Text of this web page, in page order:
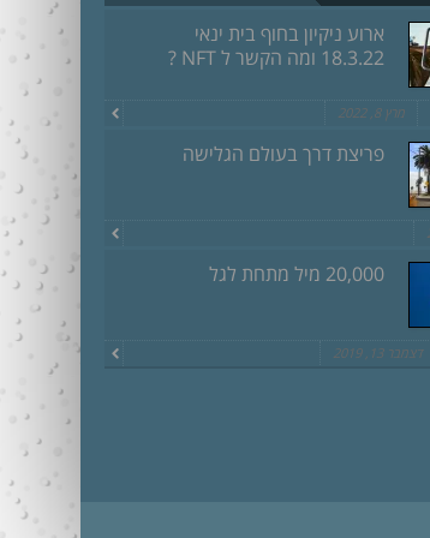
ארוע ניקיון בחוף בית ינאי
18.3.22 ומה הקשר ל NFT ?
מרץ 8, 2022
פריצת דרך בעולם הגלישה
20,000 מיל מתחת לגל
דצמבר 13, 2019